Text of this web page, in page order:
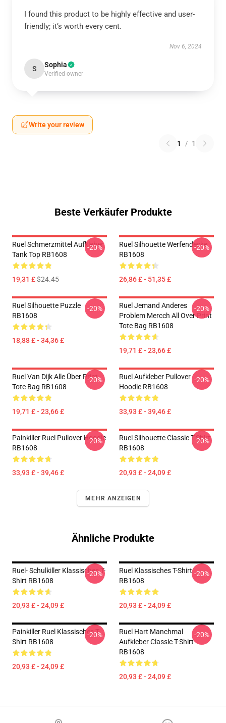
I found this product to be highly effective and user-
friendly; it’s worth every cent.
Nov 6, 2024
S Sophia
Verified owner
Write your review
1 / 1
Beste Verkäufer Produkte
Ruel Schmerzmittel Aufkleber
Tank Top RB1608
19,31 £$24.45
-20%
Ruel Silhouette Werfendecke
RB1608
26,86 £ - 51,35 £
-20%
Ruel Silhouette Puzzle
RB1608
18,88 £ - 34,36 £
-20%
Ruel Jemand Anderes
Problem Mercch All Over Print
Tote Bag RB1608
19,71 £ - 23,66 £
-20%
Ruel Van Dijk Alle Über Print
Tote Bag RB1608
19,71 £ - 23,66 £
-20%
Ruel Aufkleber Pullover
Hoodie RB1608
33,93 £ - 39,46 £
-20%
Painkiller Ruel Pullover Hoodie
RB1608
33,93 £ - 39,46 £
-20%
Ruel Silhouette Classic T-Shirt
RB1608
20,93 £ - 24,09 £
-20%
MEHR ANZEIGEN
Ähnliche Produkte
Ruel- Schulkiller Klassisches T-
Shirt RB1608
20,93 £ - 24,09 £
-20%
Ruel Klassisches T-Shirt
RB1608
20,93 £ - 24,09 £
-20%
Painkiller Ruel Klassisches T-
Shirt RB1608
20,93 £ - 24,09 £
-20%
Ruel Hart Manchmal
Aufkleber Classic T-Shirt
RB1608
20,93 £ - 24,09 £
-20%